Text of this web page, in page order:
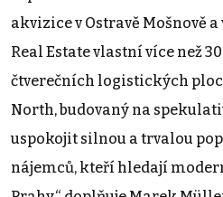
akvizice v Ostravě Mošnově a
Real Estate vlastní více než
čtverečních logistických
North, budovaný na
uspokojit silnou a trvalou
nájemců, kteří hledají